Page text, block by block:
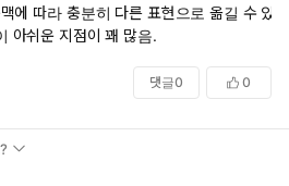
에 따라 충분히 다른 표현으로 옮길 수 있
아쉬운 지점이 꽤 많음.
댓글0 0